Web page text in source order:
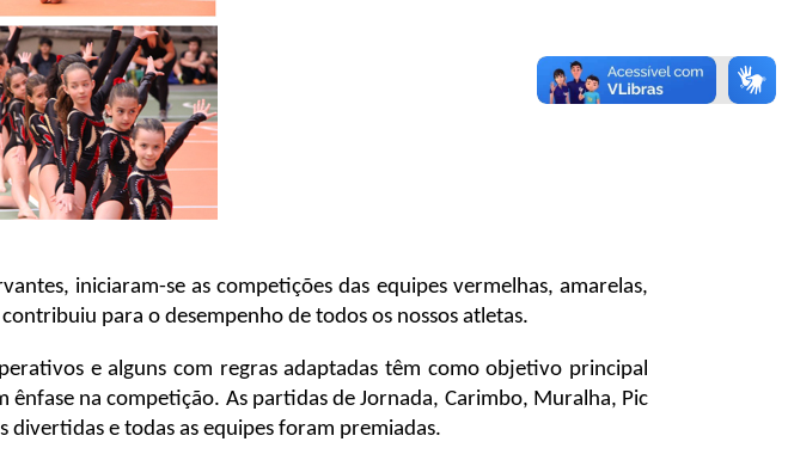
iniciaram-se as competições das equipes vermelhas, amarelas,
para o desempenho de todos os nossos atletas.
e alguns com regras adaptadas têm como objetivo principal
na competição. As partidas de Jornada, Carimbo, Muralha, Pic
divertidas e todas as equipes foram premiadas.